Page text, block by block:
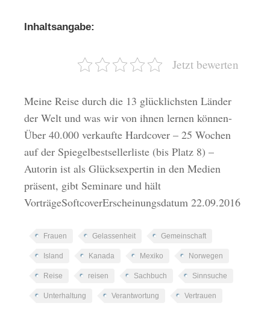
Inhaltsangabe:
Jetzt bewerten
Meine Reise durch die 13 glücklichsten Länder
der Welt und was wir von ihnen lernen können-
Über 40.000 verkaufte Hardcover – 25 Wochen
auf der Spiegelbestsellerliste (bis Platz 8) –
Autorin ist als Glücksexpertin in den Medien
präsent, gibt Seminare und hält
VorträgeSoftcoverErscheinungsdatum 22.09.2016
Frauen Gelassenheit Gemeinschaft
Island Kanada Mexiko Norwegen
Reise reisen Sachbuch Sinnsuche
Unterhaltung Verantwortung Vertrauen